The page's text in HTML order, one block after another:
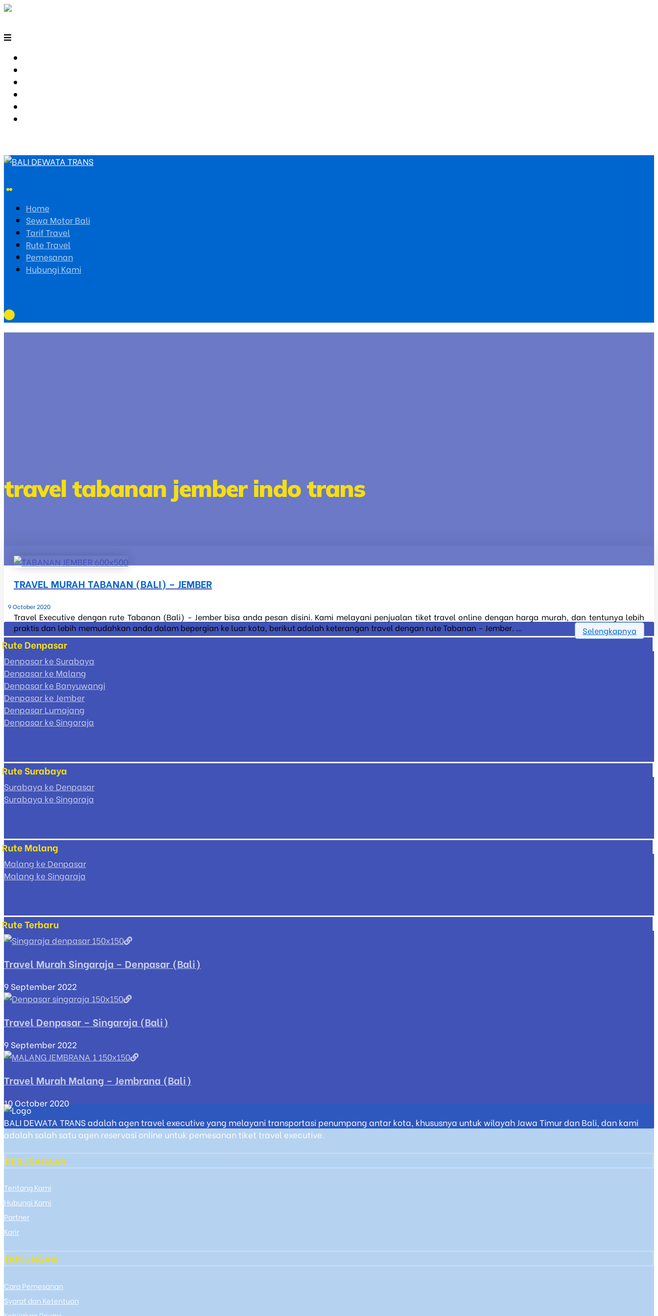
Home
Sewa Motor Bali
Tarif Travel
Rute Travel
Pemesanan
Hubungi Kami
travel tabanan jember indo trans
TRAVEL MURAH TABANAN (BALI) – JEMBER
9 October 2020
Travel Executive dengan rute Tabanan (Bali) - Jember bisa anda pesan disini. Kami melayani penjualan tiket travel online dengan harga murah, dan tentunya lebih
praktis dan lebih memudahkan anda dalam bepergian ke luar kota, berikut adalah keterangan travel dengan rute Tabanan - Jember. ...
Selengkapnya
Rute Denpasar
Denpasar ke Surabaya
Denpasar ke Malang
Denpasar ke Banyuwangi
Denpasar ke Jember
Denpasar Lumajang
Denpasar ke Singaraja
Rute Surabaya
Surabaya ke Denpasar
Surabaya ke Singaraja
Rute Malang
Malang ke Denpasar
Malang ke Singaraja
Rute Terbaru
Travel Murah Singaraja – Denpasar (Bali)
9 September 2022
Travel Denpasar – Singaraja (Bali)
9 September 2022
Travel Murah Malang – Jembrana (Bali)
10 October 2020
BALI DEWATA TRANS adalah agen travel executive yang melayani transportasi penumpang antar kota, khususnya untuk wilayah Jawa Timur dan Bali, dan kami
adalah salah satu agen reservasi online untuk pemesanan tiket travel executive.
PERUSAHAAN
Tentang Kami
Hubungi Kami
Partner
Karir
DUKUNGAN
Cara Pemesanan
Syarat dan Ketentuan